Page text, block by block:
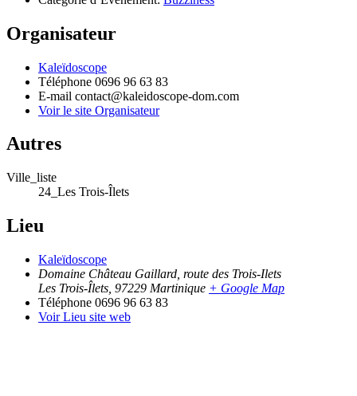
Organisateur
Kaleïdoscope
Téléphone 0696 96 63 83
E-mail contact@kaleidoscope-dom.com
Voir le site Organisateur
Autres
Ville_liste
24_Les Trois-Îlets
Lieu
Kaleïdoscope
Domaine Château Gaillard, route des Trois-Ilets
Les Trois-Îlets 97229 Martinique + Google Map
Téléphone 0696 96 63 83
Voir Lieu site web